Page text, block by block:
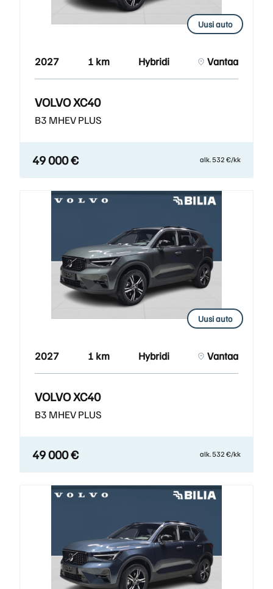
Uusi auto
2027 1 km Hybridi Vantaa
VOLVO XC40
B3 MHEV PLUS
49 000 € alk. 532 €/kk
Uusi auto
2027 1 km Hybridi Vantaa
VOLVO XC40
B3 MHEV PLUS
49 000 € alk. 532 €/kk